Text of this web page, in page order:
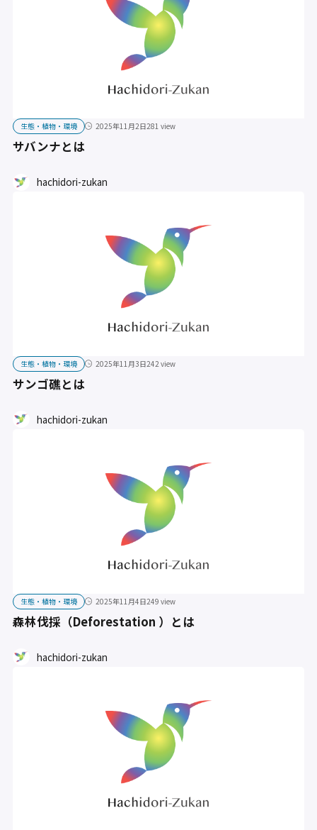
生態・植物・環境 2025年11月2日281 view
サバンナとは
hachidori-zukan
生態・植物・環境 2025年11月3日242 view
サンゴ礁とは
hachidori-zukan
生態・植物・環境 2025年11月4日249 view
森林伐採（Deforestation ）とは
hachidori-zukan